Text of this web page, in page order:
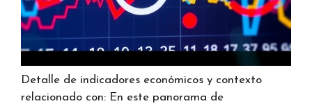
Detalle de indicadores económicos y contexto
relacionado con: En este panorama de